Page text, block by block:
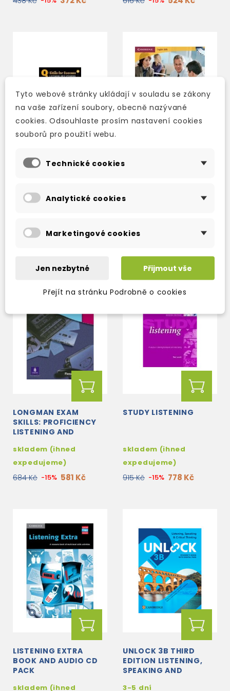
SPEAKING STUDENT'S
BOOK WITH ONLINE
660 Kč -15% 561 Kč
ANSWERS AND AUDIO
CD
950 Kč
LONGMAN EXAM
SKILLS: PROFICIENCY
LISTENING AND
BOOK
skladem (ihned
expedujeme)
684 Kč -15% 581 Kč
STUDY LISTENING
skladem (ihned
expedujeme)
915 Kč -15% 778 Kč
LISTENING EXTRA
BOOK AND AUDIO CD
PACK
skladem (ihned
UNLOCK 3B THIRD
EDITION LISTENING,
SPEAKING AND
3-5 dní
Tyto webové stránky ukládají v souladu se zákony
na vaše zařízení soubory, obecně nazývané
cookies. Odsouhlaste prosím nastavení cookies
souborů pro použití webu.
Technické cookies
Analytické cookies
Marketingové cookies
Jen nezbytné Přijmout vše
Přejít na stránku Podrobně o cookies